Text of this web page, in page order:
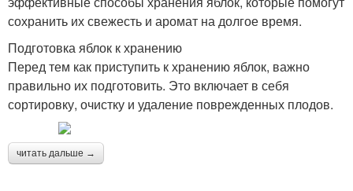
сохранить их свежесть и аромат на долгое время.
Подготовка яблок к хранению
Перед тем как приступить к хранению яблок, важно
правильно их подготовить. Это включает в себя
сортировку, очистку и удаление поврежденных плодов.
читать дальше →